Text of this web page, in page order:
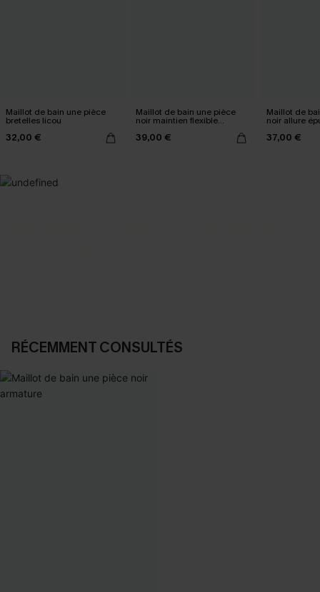
Maillot de bain une pièce
bretelles licou
32,00 €
Maillot de bain une pièce
noir maintien flexible
39,00 €
Maillot de
noir allure
37,00 €
RÉCEMMENT CONSULTÉS